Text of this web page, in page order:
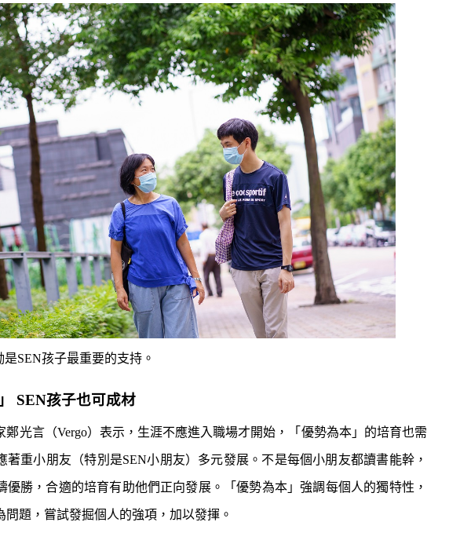
SEN孩子最重要的支持。
SEN孩子也可成材
鄭光言（Vergo）表示，生涯不應進入職場才開始，「優勢為本」的培育也需
著重小朋友（特別是SEN小朋友）多元發展。不是每個小朋友都讀書能幹，
優勝，合適的培育有助他們正向發展。「優勢為本」強調每個人的獨特性，
問題，嘗試發掘個人的強項，加以發揮。
4
白襪救星｜開洗衣機前用一物浸
泡 成份天然令白襪光潔如新？
另附日本神奇偏方
5
清潔小貼士｜塑膠保鮮盒洗極都
有味 日本人分享3大除味法寶
4
親子熱話｜幼稚園門外現「BB
車龍」！網民：細到唔識行？
5
11.1起未滿8歲及身高1.35米以
下兒童 坐私家車須強制用兒童
座椅